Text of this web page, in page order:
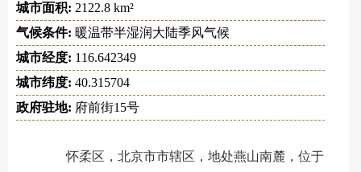
城市面积: 2122.8 km²
气候条件: 暖温带半湿润大陆季风气候
城市经度: 116.642349
城市纬度: 40.315704
政府驻地: 府前街15号
怀柔区，北京市市辖区，地处燕山南麓，位于